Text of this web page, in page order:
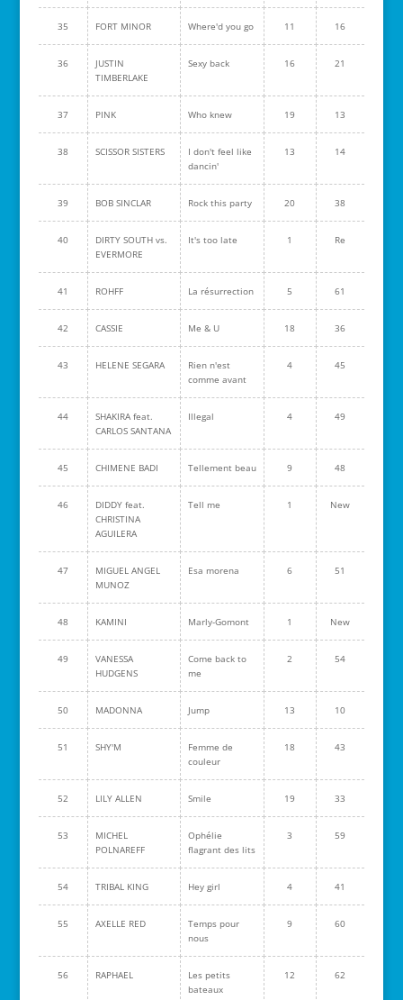
35 FORT MINOR Where'd you go 11 16
36
JUSTIN
TIMBERLAKE
Sexy back 16 21
37 PINK Who knew 19 13
38 SCISSOR SISTERS
I don't feel like
dancin'
13 14
39 BOB SINCLAR Rock this party 20 38
40
DIRTY SOUTH vs.
EVERMORE
It's too late 1 Re
41 ROHFF La résurrection 5 61
42 CASSIE Me & U 18 36
43 HELENE SEGARA
Rien n'est
comme avant
4 45
44
SHAKIRA feat.
CARLOS SANTANA
Illegal 4 49
45 CHIMENE BADI Tellement beau 9 48
46
DIDDY feat.
CHRISTINA
AGUILERA
Tell me 1 New
47
MIGUEL ANGEL
MUNOZ
Esa morena 6 51
48 KAMINI Marly-Gomont 1 New
49
VANESSA
HUDGENS
Come back to
me
2 54
50 MADONNA Jump 13 10
51 SHY'M
Femme de
couleur
18 43
52 LILY ALLEN Smile 19 33
53
MICHEL
POLNAREFF
Ophélie
flagrant des lits
3 59
54 TRIBAL KING Hey girl 4 41
55 AXELLE RED
Temps pour
nous
9 60
56 RAPHAEL
Les petits
bateaux
12 62